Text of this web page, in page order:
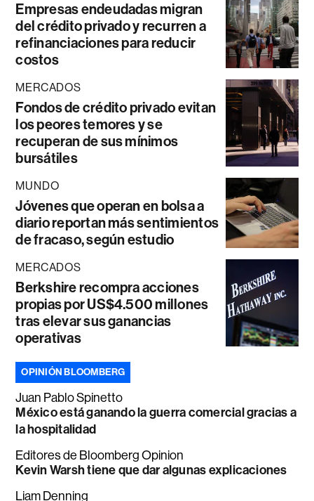
Empresas endeudadas migran
del crédito privado y recurren a
refinanciaciones para reducir
costos
MERCADOS
Fondos de crédito privado evitan
los peores temores y se
recuperan de sus mínimos
bursátiles
MUNDO
Jóvenes que operan en bolsa a
diario reportan más sentimientos
de fracaso, según estudio
MERCADOS
Berkshire recompra acciones
propias por US$4.500 millones
tras elevar sus ganancias
operativas
OPINIÓN BLOOMBERG
Juan Pablo Spinetto
México está ganando la guerra comercial gracias a
la hospitalidad
Editores de Bloomberg Opinion
Kevin Warsh tiene que dar algunas explicaciones
Liam Denning